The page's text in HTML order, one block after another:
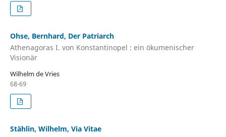
Ohse, Bernhard, Der Patriarch
Athenagoras I. von Konstantinopel : ein ökumenischer
Visionär
Wilhelm de Vries
68-69
Stählin, Wilhelm, Via Vitae